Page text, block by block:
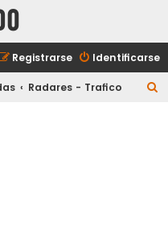
Identificarse
Registrarse
Radares - Trafico